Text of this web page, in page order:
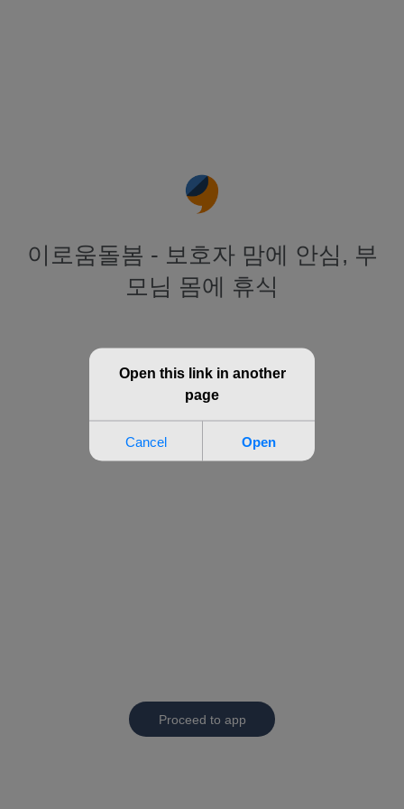
이로움돌봄 - 보호자 맘에 안심, 부
모님 몸에 휴식
Proceed to app